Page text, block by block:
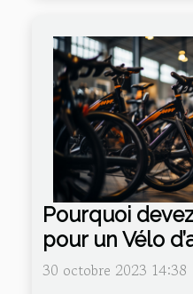
Pourquoi
pour un Vélo
30 octobre 2023 14:38